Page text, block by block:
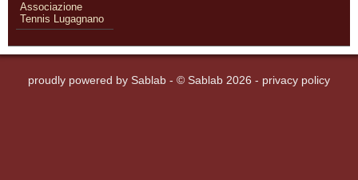
Associazione
Tennis Lugagnano
proudly powered by Sablab - © Sablab 2026 - privacy policy